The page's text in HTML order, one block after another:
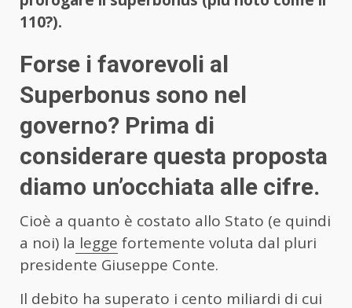
110?).
Forse i favorevoli al
Superbonus sono nel
governo? Prima di
considerare questa proposta
diamo un’occhiata alle cifre.
Cioè a quanto è costato allo Stato (e quindi
a noi) la legge fortemente voluta dal pluri
presidente Giuseppe Conte.
Il debito ha superato i cento miliardi di cui